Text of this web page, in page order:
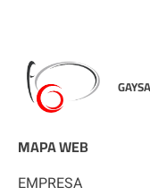
MAPA WEB
EMPRESA